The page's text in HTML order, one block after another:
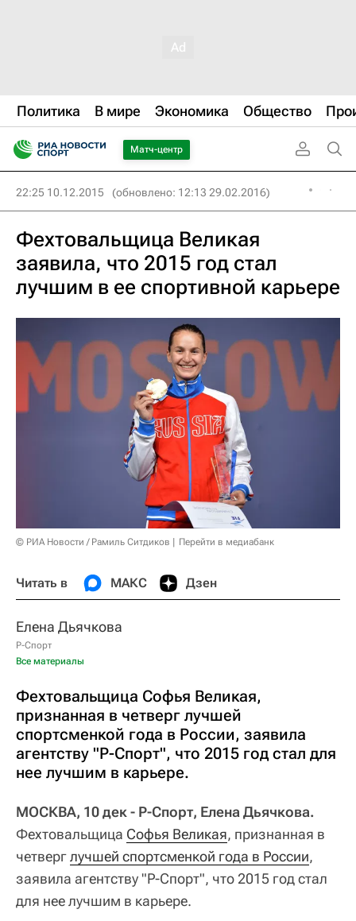
Политика В мире Экономика Общество
Матч-центр
22:25 10.12.2015 (обновлено: 12:13 29.02.2016)
Фехтовальщица Великая
заявила, что 2015 год стал
лучшим в ее спортивной карьере
© РИА Новости / Рамиль Ситдиков Перейти в медиабанк
Читать в МАКС Дзен
Елена Дьячкова
Р-Спорт
Все материалы
Фехтовальщица Софья Великая,
признанная в четверг лучшей
спортсменкой года в России, заявила
агентству "Р-Спорт", что 2015 год стал для
нее лучшим в карьере.
МОСКВА, 10 дек - Р-Спорт, Елена Дьячкова.
Фехтовальщица Софья Великая, признанная в
четверглучшей спортсменкой года в России,
заявила агентству "Р-Спорт", что 2015 год стал
для нее лучшим в карьере.